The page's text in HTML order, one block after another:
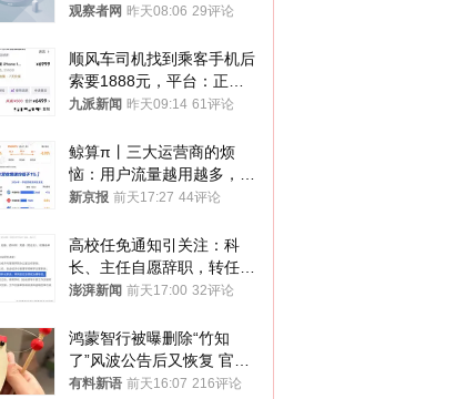
观察者网 昨天08:06 29评论
顺风车司机找到乘客手机后
索要1888元，平台：正和
司机沟通协商
九派新闻 昨天09:14 61评论
鲸算π丨三大运营商的烦
恼：用户流量越用越多，收
入却越来越少
新京报 前天17:27 44评论
高校任免通知引关注：科
长、主任自愿辞职，转任思
政辅导员
澎湃新闻 前天17:00 32评论
鸿蒙智行被曝删除“竹知
了”风波公告后又恢复 官媒
曾力挺：劝华为要大度的，
有料新语 前天16:07 216评论